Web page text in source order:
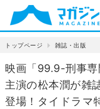
トップページ 雑誌・出版
映画「99.9-刑事専
主演の松本潤が雑
登場！タイドラマ